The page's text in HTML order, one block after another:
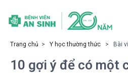
Trang chủ > Y học thường thức > Bài
10 gợi ý để có một